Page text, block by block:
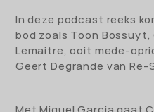
In deze podcast reeks
bod zoals Toon Bossuyt,
Lemaitre, ooit mede-
Geert Degrande van Re-